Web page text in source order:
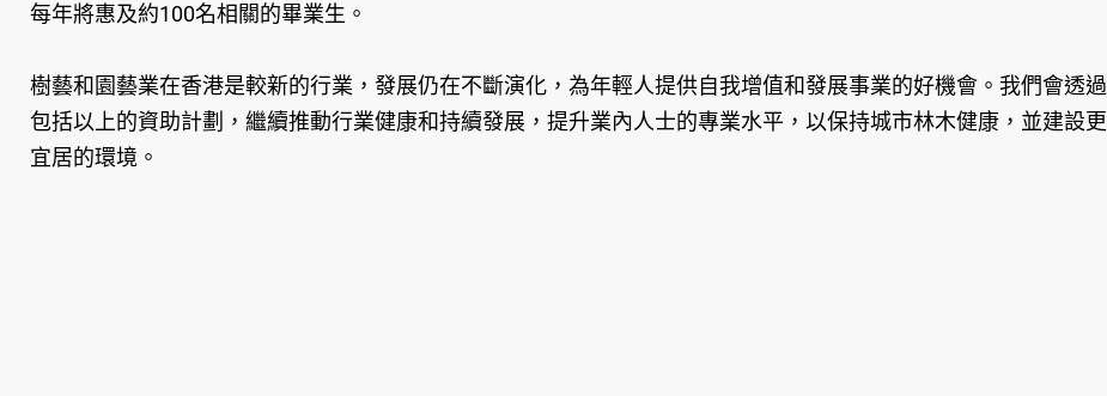
每年將惠及約100名相關的畢業生。
樹藝和園藝業在香港是較新的行業，發展仍在不斷演化，為年輕人提供自我增值和發展事業的好機會。我們會透過
包括以上的資助計劃，繼續推動行業健康和持續發展，提升業內人士的專業水平，以保持城市林木健康，並建設更
宜居的環境。